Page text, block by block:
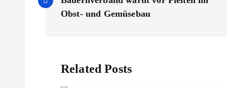
e
Obst- und Gemüsebau
Related Posts